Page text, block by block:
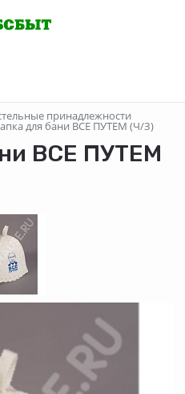
принадлежности
для бани ВСЕ ПУТЕМ (Ч/З)
ВСЕ ПУТЕМ